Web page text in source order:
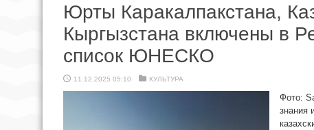
Юрты Каракалпакстана,
Кыргызстана включены в
список ЮНЕСКО
11.12.2025 05:10 КУЛЬТУРА
Фото:
знания